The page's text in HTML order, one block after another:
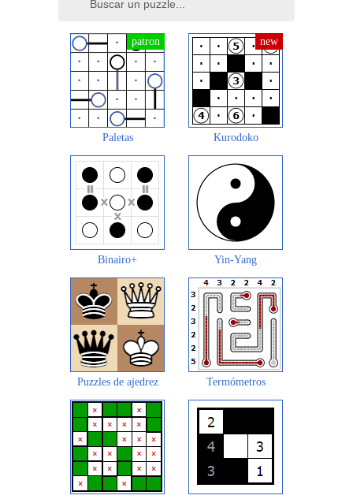
Paletas Kurodoko
Binairo+ Yin-Yang
Puzzles de ajedrez Termómetros